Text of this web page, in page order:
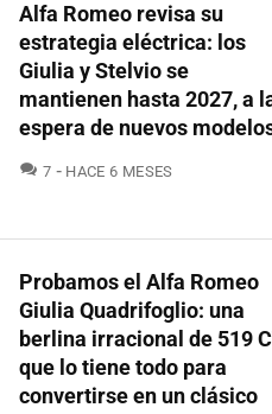
Alfa Romeo revisa su
estrategia eléctrica: los
Giulia y Stelvio se
mantienen hasta 2027, a
espera de nuevos
7 COMENTARIOS
HACE 6 MESES
Probamos el Alfa Romeo
Giulia Quadrifoglio: una
berlina irracional de 519
que lo tiene todo para
convertirse en un clásico